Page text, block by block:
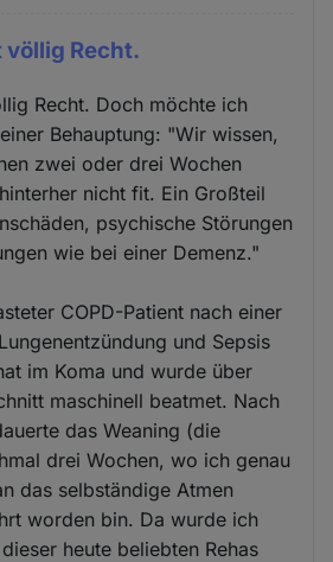
völlig Recht.
Recht. Doch möchte ich
Behauptung: "Wir wissen,
zwei oder drei Wochen
nicht fit. Ein Großteil
psychische Störungen
wie bei einer Demenz."
COPD-Patient nach einer
und Sepsis
im Koma und wurde über
maschinell beatmet. Nach
das Weaning (die
drei Wochen, wo ich genau
das selbständige Atmen
worden bin. Da wurde ich
heute beliebten Rehas